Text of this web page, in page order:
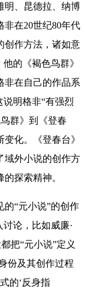
明、昆德拉、纳博
在20世纪80年代
创作方法，诸如意
的《褐色鸟群》
非在自己的作品系
明格非“有强烈
群》到《登春
化。《登春台》
域外小说的创作方
探索精神。
“元小说”的创作
论，比如威廉·
把“元小说”定义
份及其创作过程
的‘反身指